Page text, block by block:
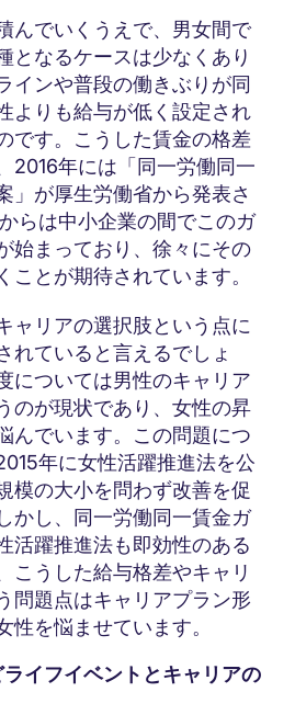
んでいくうえで、男女間で
となるケースは少なくあり
インや普段の働きぶりが同
よりも給与が低く設定され
です。こうした賃金の格差
2016年には「同一労働同一
」が厚生労働省から発表さ
らは中小企業の間でこのガ
始まっており、徐々にその
ことが期待されています。
ャリアの選択肢という点に
れていると言えるでしょ
については男性のキャリア
のが現状であり、女性の昇
んでいます。この問題につ
年に女性活躍推進法を公
模の大小を問わず改善を促
かし、同一労働同一賃金ガ
活躍推進法も即効性のある
こうした給与格差やキャリ
問題点はキャリアプラン形
性を悩ませています。
イフイベントとキャリアの